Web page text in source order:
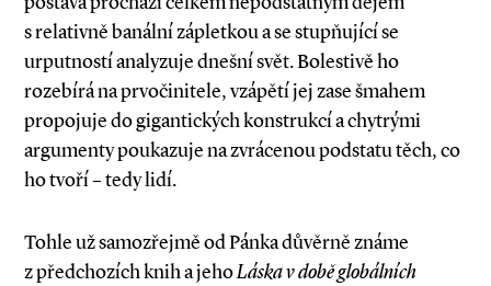
s relativně banální zápletkou a se stupňující se
urputností analyzuje dnešní svět. Bolestivě ho
rozebírá na prvočinitele, vzápětí jej zase šmahem
propojuje do gigantických konstrukcí a chytrými
argumenty poukazuje na zvrácenou podstatu těch, co
ho tvoří – tedy lidí.
Tohle už samozřejmě od Pánka důvěrně známe
z předchozích knih a jehoLáska v době globálních